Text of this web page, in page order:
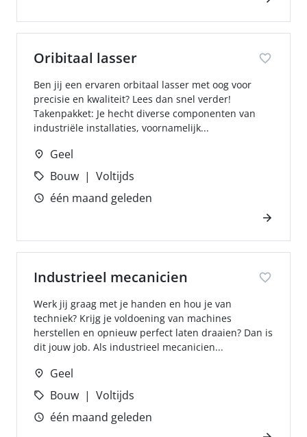
Oribitaal lasser
Ben jij een ervaren orbitaal lasser met oog voor
precisie en kwaliteit? Lees dan snel verder!
Takenpakket: Je hecht diverse componenten van
industriële installaties, voornamelijk...
Geel
Bouw
Voltijds
één maand geleden
Industrieel mecanicien
Werk jij graag met je handen en hou je van
techniek? Krijg je voldoening van machines
herstellen en opnieuw perfect laten draaien? Dan is
dit jouw job. Als industrieel mecanicien...
Geel
Bouw
Voltijds
één maand geleden